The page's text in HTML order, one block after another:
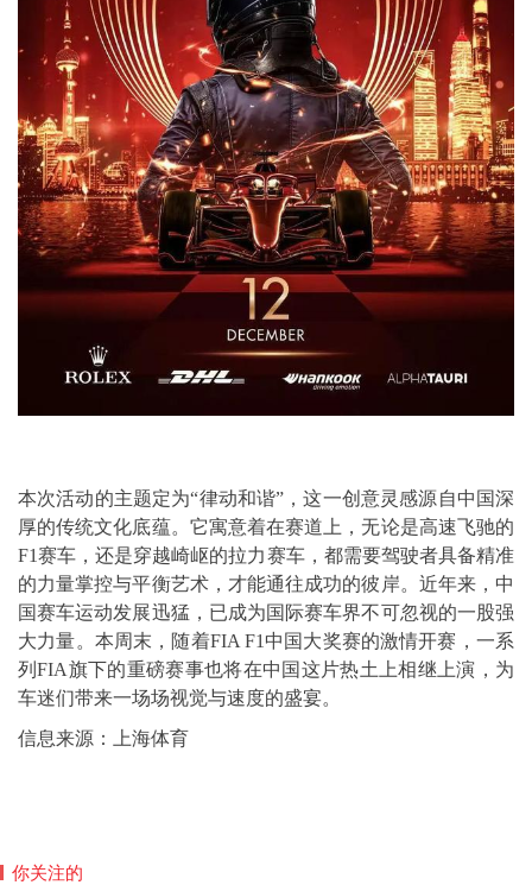
本次活动的主题定为“律动和谐”，这一创意灵感源自中国深
厚的传统文化底蕴。它寓意着在赛道上，无论是高速飞驰的
F1赛车，还是穿越崎岖的拉力赛车，都需要驾驶者具备精准
的力量掌控与平衡艺术，才能通往成功的彼岸。近年来，中
国赛车运动发展迅猛，已成为国际赛车界不可忽视的一股强
大力量。本周末，随着FIA F1中国大奖赛的激情开赛，一系
列FIA旗下的重磅赛事也将在中国这片热土上相继上演，为
车迷们带来一场场视觉与速度的盛宴。
信息来源：上海体育
你关注的